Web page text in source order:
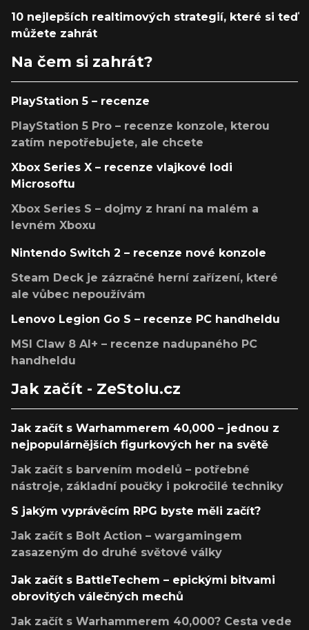
10 nejlepších realtimových strategií, které si teď
můžete zahrát
Na čem si zahrát?
PlayStation 5 – recenze
PlayStation 5 Pro – recenze konzole, kterou
zatím nepotřebujete, ale chcete
Xbox Series X – recenze vlajkové lodi
Microsoftu
Xbox Series S – dojmy z hraní na malém a
levném Xboxu
Nintendo Switch 2 – recenze nové konzole
Steam Deck je zázračné herní zařízení, které
ale vůbec nepoužívám
Lenovo Legion Go S – recenze PC handheldu
MSI Claw 8 AI+ – recenze nadupaného PC
handheldu
Jak začít - ZeStolu.cz
Jak začít s Warhammerem 40,000 – jednou z
nejpopulárnějších figurkových her na světě
Jak začít s barvením modelů – potřebné
nástroje, základní poučky i pokročilé techniky
S jakým vyprávěcím RPG byste měli začít?
Jak začít s Bolt Action – wargamingem
zasazeným do druhé světové války
Jak začít s BattleTechem – epickými bitvami
obrovitých válečných mechů
Jak začít s Warhammerem 40,000? Cesta vede